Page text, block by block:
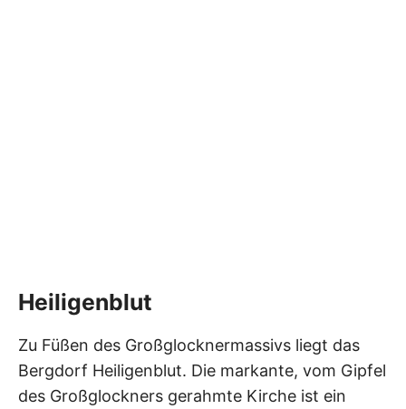
Heiligenblut
Zu Füßen des Großglocknermassivs liegt das
Bergdorf Heiligenblut. Die markante, vom Gipfel
des Großglockners gerahmte Kirche ist ein